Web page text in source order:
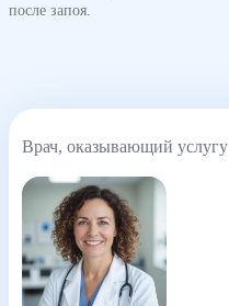
после запоя.
Врач, оказывающий услугу